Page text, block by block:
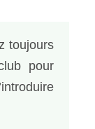
toujours
pour